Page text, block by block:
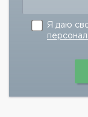
Я даю